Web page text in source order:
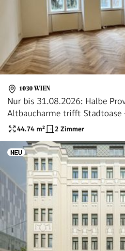
1030 WIEN
Nur bis 31.08.2026: Halbe
Altbaucharme trifft Stadtoase
Wohnung in Toplage des 3.
44.74 m² 2 Zimmer